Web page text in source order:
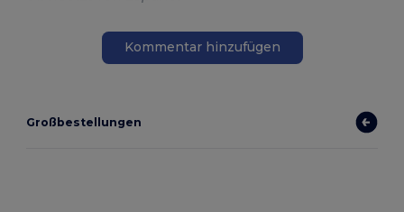
Kommentar hinzufügen
Großbestellungen